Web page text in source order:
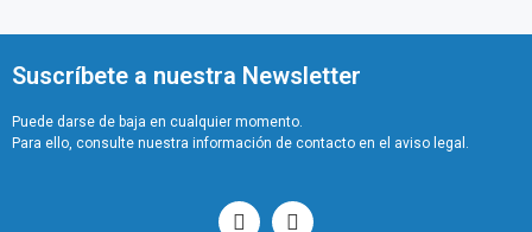
Suscríbete a nuestra Newsletter
Puede darse de baja en cualquier momento.
Para ello, consulte nuestra información de contacto en el aviso legal.